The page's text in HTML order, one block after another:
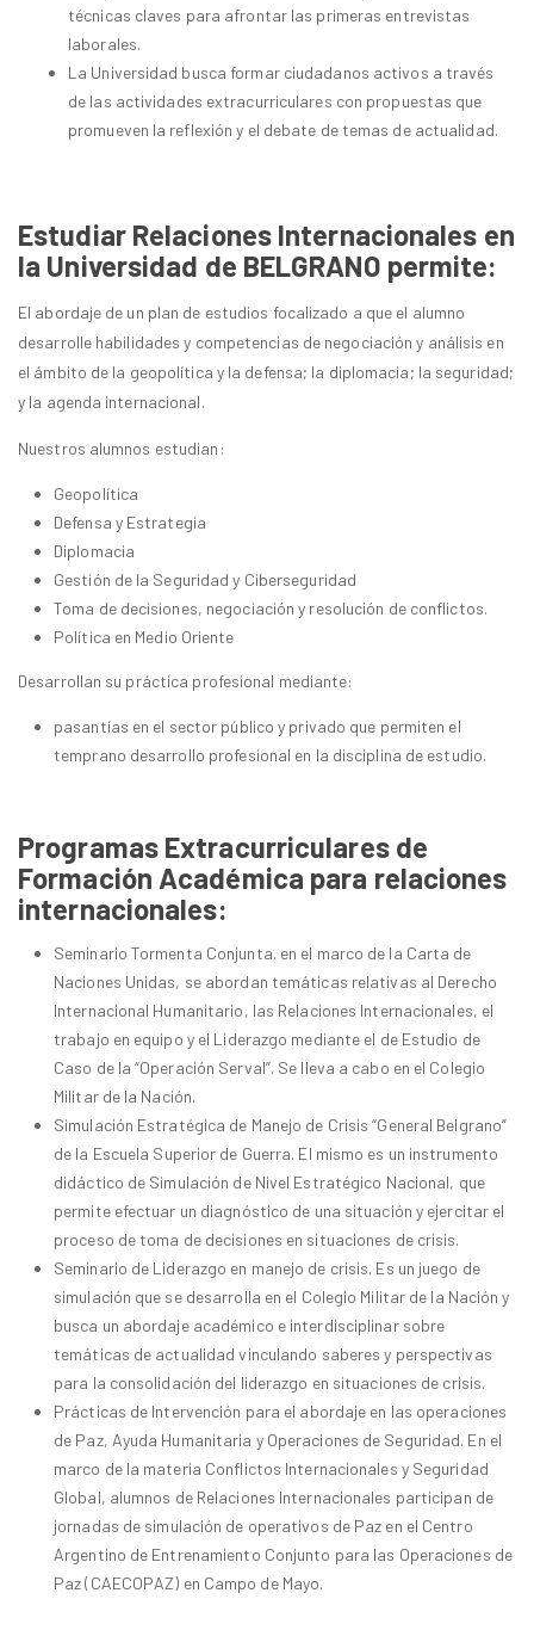
técnicas claves para afrontar las primeras entrevistas
laborales.
La Universidad busca formar ciudadanos activos a través
de las actividades extracurriculares con propuestas que
promueven la reflexión y el debate de temas de actualidad.
Estudiar Relaciones Internacionales en
la Universidad de BELGRANO permite:
El abordaje de un plan de estudios focalizado a que el alumno
desarrolle habilidades y competencias de negociación y análisis en
el ámbito de la geopolítica y la defensa; la diplomacia; la seguridad;
y la agenda internacional.
Nuestros alumnos estudian:
Geopolítica
Defensa y Estrategia
Diplomacia
Gestión de la Seguridad y Ciberseguridad
Toma de decisiones, negociación y resolución de conflictos.
Política en Medio Oriente
Desarrollan su práctica profesional mediante:
pasantías en el sector público y privado que permiten el
temprano desarrollo profesional en la disciplina de estudio.
Programas Extracurriculares de
Formación Académica para relaciones
internacionales:
Seminario Tormenta Conjunta. en el marco de la Carta de
Naciones Unidas, se abordan temáticas relativas al Derecho
Internacional Humanitario, las Relaciones Internacionales, el
trabajo en equipo y el Liderazgo mediante el de Estudio de
Caso de la “Operación Serval”. Se lleva a cabo en el Colegio
Militar de la Nación.
Simulación Estratégica de Manejo de Crisis “General Belgrano”
de la Escuela Superior de Guerra. El mismo es un instrumento
didáctico de Simulación de Nivel Estratégico Nacional, que
permite efectuar un diagnóstico de una situación y ejercitar el
proceso de toma de decisiones en situaciones de crisis.
Seminario de Liderazgo en manejo de crisis. Es un juego de
simulación que se desarrolla en el Colegio Militar de la Nación y
busca un abordaje académico e interdisciplinar sobre
temáticas de actualidad vinculando saberes y perspectivas
para la consolidación del liderazgo en situaciones de crisis.
Prácticas de Intervención para el abordaje en las operaciones
de Paz, Ayuda Humanitaria y Operaciones de Seguridad. En el
marco de la materia Conflictos Internacionales y Seguridad
Global, alumnos de Relaciones Internacionales participan de
jornadas de simulación de operativos de Paz en el Centro
Argentino de Entrenamiento Conjunto para las Operaciones de
Paz (CAECOPAZ) en Campo de Mayo.